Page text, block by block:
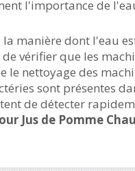
l'importance de
manière dont l'eau
vérifier que les
le nettoyage des
sont présentes
de détecter
Jus de Pomme